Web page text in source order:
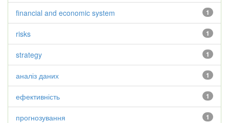
1
financial and economic system
1
risks
1
strategy
1
аналіз даних
1
ефективність
1
прогнозування